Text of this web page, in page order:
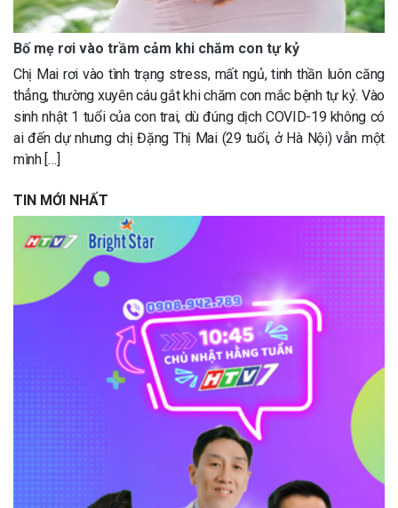
Bố mẹ rơi vào trầm cảm khi chăm con tự kỷ
Chị Mai rơi vào tình trạng stress, mất ngủ, tinh thần luôn căng
thẳng, thường xuyên cáu gắt khi chăm con mắc bệnh tự kỷ. Vào
sinh nhật 1 tuổi của con trai, dù đúng dịch COVID-19 không có
ai đến dự nhưng chị Đặng Thị Mai (29 tuổi, ở Hà Nội) vẫn một
mình […]
TIN MỚI NHẤT